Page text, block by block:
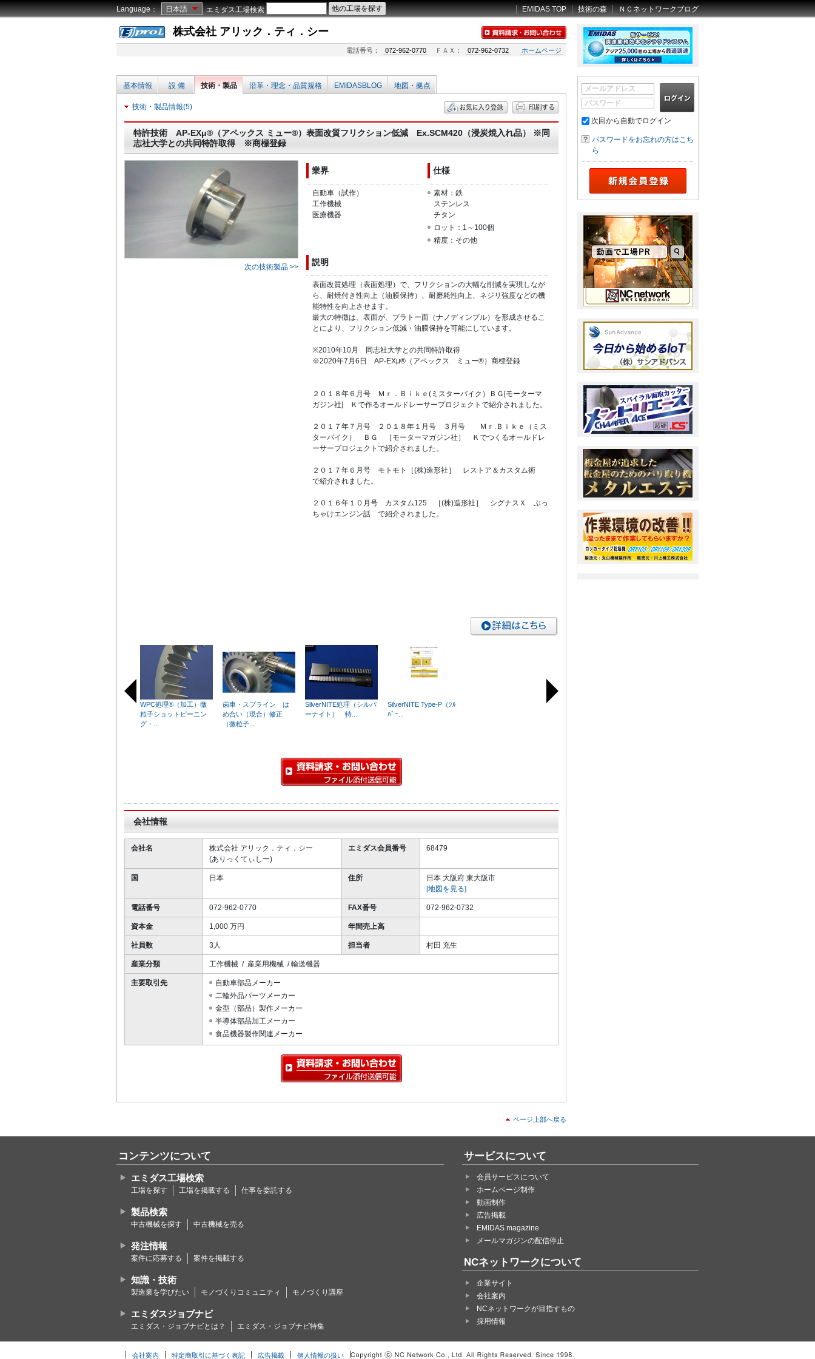
Language： 日本語 エミダス工場検索 EMIDAS TOP 技術の森 ＮＣネットワークブログ
株式会社 アリック．ティ．シー
電話番号： 072-962-0770 ＦＡＸ： 072-962-0732 ホームページ
基本情報 設 備 技術・製品 沿革・理念・品質規格 EMIDASBLOG 地図・拠点
技術・製品情報(5)
特許技術 AP-EXμ®（アペックス ミュー®）表面改質フリクション低減 Ex.SCM420（浸炭焼入れ品） ※同
志社大学との共同特許取得 ※商標登録
次の技術製品 >>
業界
自動車（試作）
工作機械
医療機器
仕様
素材：鉄
ステンレス
チタン
ロット：1～100個
精度：その他
説明
表面改質処理（表面処理）で、フリクションの大幅な削減を実現しなが
ら、耐焼付き性向上（油膜保持）、耐磨耗性向上、ネジリ強度などの機
能特性を向上させます。
最大の特徴は、表面が、プラトー面（ナノディンプル）を形成させるこ
とにより、フリクション低減・油膜保持を可能にしています。
※2010年10月 同志社大学との共同特許取得
※2020年7月6日 AP-EXμ®（アペックス ミュー®）商標登録
２０１８年６月号 Ｍｒ．Ｂｉｋｅ(ミスターバイク）ＢＧ[モーターマ
ガジン社] Ｋで作るオールドレーサープロジェクトで紹介されました。
２０１７年７月号 ２０１８年１月号 ３月号 Ｍｒ.Ｂｉｋｅ（ミス
ターバイク） ＢＧ ［モーターマガジン社］ Ｋでつくるオールドレ
ーサープロジェクトで紹介されました。
２０１７年６月号 モトモト［(株)造形社］ レストア＆カスタム術
で紹介されました。
２０１６年１０月号 カスタム125 ［(株)造形社］ シグナスＸ ぶっ
ちゃけエンジン話 で紹介されました。
WPC処理®（加工）微
粒子ショットピーニン
グ・...
歯車・スプライン は
め合い（現合）修正
（微粒子...
SilverNITE処理（シルバ
ーナイト） 特...
SilverNITE Type-P（ｼﾙ
ﾊﾞｰ...
1
o
f
4
会社情報
会社名
株式会社 アリック．ティ．シー
(ありっくてぃしー)
エミダス会員番号 68479
国 日本 住所
日本 大阪府 東大阪市
[地図を見る]
電話番号 072-962-0770 FAX番号 072-962-0732
資本金 1,000 万円 年間売上高
社員数 3人 担当者 村田 充生
産業分類 工作機械 / 産業用機械 / 輸送機器
主要取引先
自動車部品メーカー
二輪外品パーツメーカー
金型（部品）製作メーカー
半導体部品加工メーカー
食品機器製作関連メーカー
ページ上部へ戻る
メールアドレス
パスワード
次回から自動でログイン
パスワードをお忘れの方はこち
ら
コンテンツについて
エミダス工場検索
工場を探す 工場を掲載する 仕事を委託する
製品検索
中古機械を探す 中古機械を売る
発注情報
案件に応募する 案件を掲載する
知識・技術
製造業を学びたい モノづくりコミュニティ モノづくり講座
エミダスジョブナビ
エミダス・ジョブナビとは？ エミダス・ジョブナビ特集
サービスについて
会員サービスについて
ホームページ制作
動画制作
広告掲載
EMIDAS magazine
メールマガジンの配信停止
NCネットワークについて
企業サイト
会社案内
NCネットワークが目指すもの
採用情報
会社案内 特定商取引に基づく表記 広告掲載 個人情報の扱い